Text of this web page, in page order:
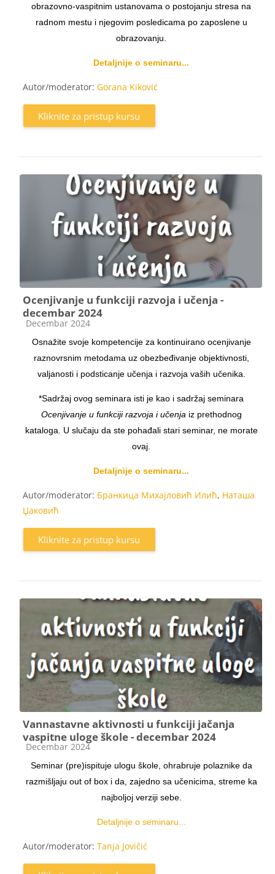
obrazovno-vaspitnim ustanovama o postojanju stresa na
radnom mestu i njegovim posledicama po zaposlene u
obrazovanju.
Detaljnije o seminaru...
Autor/moderator: Gorana Kiković
Kliknite za pristup kursu
Ocenjivanje u funkciji razvoja i učenja -
decembar 2024
Kategorija kursa
Decembar 2024
Osnažite svoje kompetencije za kontinuirano ocenjivanje
raznovrsnim metodama uz obezbeđivanje objektivnosti,
valjanosti i podsticanje učenja i razvoja vaših učenika.
*Sadržaj ovog seminara isti je kao i sadržaj seminara
Ocenjivanje u funkciji razvoja i učenja iz prethodnog
kataloga. U slučaju da ste pohađali stari seminar, ne morate
ovaj.
Detaljnije o seminaru...
Autor/moderator: Бранкица Михајловић Илић, Наташа
Џаковић
Kliknite za pristup kursu
Vannastavne aktivnosti u funkciji jačanja
vaspitne uloge škole - decembar 2024
Kategorija kursa
Decembar 2024
Seminar (pre)ispituje ulogu škole, ohrabruje polaznike da
razmišljaju out of box i da, zajedno sa učenicima, streme ka
najboljoj verziji sebe.
Detaljnije o seminaru...
Autor/moderator: Tanja Jovičić